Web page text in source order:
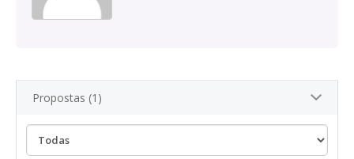
Propostas (1)